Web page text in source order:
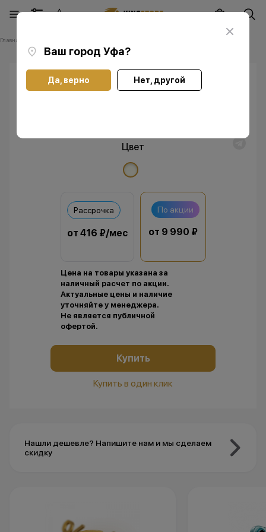
Ваш город Уфа?
Да, верно Нет, другой
Главная
Цвет
Рассрочка
от 416 ₽/мес
По акции
от 9 990 ₽
Цена на товары указана за
наличный расчет по акции.
Актуальные цены и наличие
уточняйте у менеджера.
Не является публичной
офертой.
Купить
Купить в один клик
Нашли дешевле? Напишите нам и мы сделаем
скидку